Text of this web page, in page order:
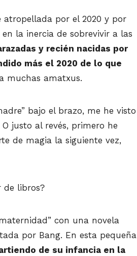
atropellada por el 2020 y por
la inercia de sobrevivir a las
y recién nacidas por
más el 2020 de lo que
muchas amatxus.
bajo el brazo, me he visto
justo al revés, primero he
de magia la siguiente vez,
de libros?
con una novela
por Bang. En esta pequeña
de su infancia en la